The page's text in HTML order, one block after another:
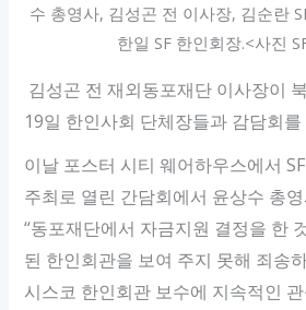
수 총영사, 김성곤 전 이사장, 김순란
한일 SF 한인회장.<사진
김성곤 전 재외동포재단 이사장이
19일 한인사회 단체장들과 감담회를
이날 포스터 시티 웨어하우스에서
주최로 열린 간담회에서 윤상수 총
“동포재단에서 자금지원 결정을 한
된 한인회관을 보여 주지 못해 죄송
시스코 한인회관 보수에 지속적인